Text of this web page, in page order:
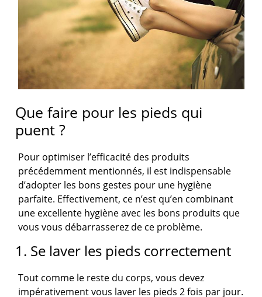
Que faire pour les pieds qui
puent ?
Pour optimiser l’efficacité des produits
précédemment mentionnés, il est indispensable
d’adopter les bons gestes pour une hygiène
parfaite. Effectivement, ce n’est qu’en combinant
une excellente hygiène avec les bons produits que
vous vous débarrasserez de ce problème.
1. Se laver les pieds correctement
Tout comme le reste du corps, vous devez
impérativement vous laver les pieds 2 fois par jour.